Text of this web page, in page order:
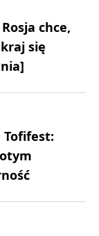
chce,
się
Tofifest: